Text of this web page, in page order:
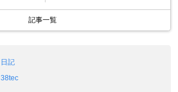
記事一覧
日記
38tec